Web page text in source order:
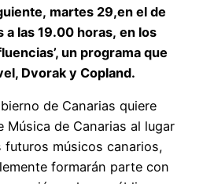
martes 29,en el de
a las 19.00 horas, en los
un programa que
Dvorak y Copland.
de Canarias quiere
Música de Canarias al lugar
músicos canarios,
formarán parte con